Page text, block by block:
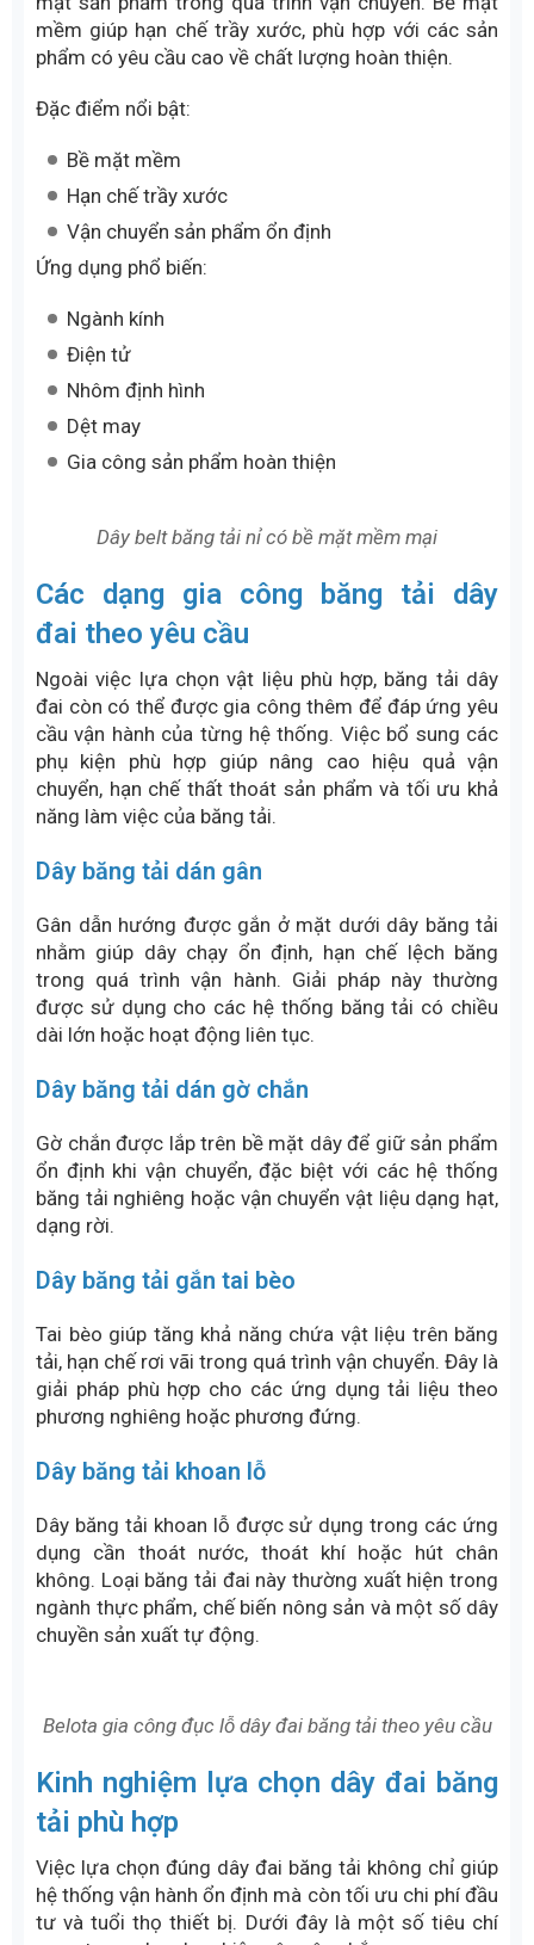
Dây băng tải nhựa Modular được cấu tạo từ các mắt
xích nhựa liên kết với nhau
Dây băng tải TPU đồng nhất
Dây băng tải TPU đồng nhất là dòng sản phẩm
chuyên dùng cho các ngành yêu cầu tiêu chuẩn vệ
sinh cao. Với cấu trúc liền khối, loại dây này giúp hạn
khi sử dụng.
Đặc điểm nổi bật:
Kết cấu liền khối
Không thấm nước
Đáp ứng yêu cầu vệ sinh nghiêm ngặt
Chế biến thịt
Sữa
Thực phẩm cao cấp
không lớp bố
Dây băng tải nỉ
mặt sản phẩm trong quá trình vận chuyển. Bề mặt
phẩm có yêu cầu cao về chất lượng hoàn thiện.
Đặc điểm nổi bật:
Hạn chế trầy xước
Vận chuyển sản phẩm ổn định
Ứng dụng phổ biến:
Ngành kính
Điện tử
Gia công sản phẩm hoàn thiện
Dây belt băng tải nỉ có bề mặt mềm mại
Các dạng gia công băng tải dây
đai theo yêu cầu